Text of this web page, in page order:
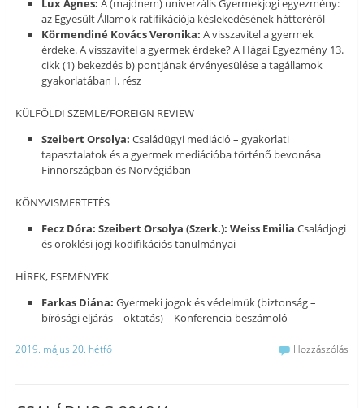
Lux Ágnes:A (majdnem) univerzális Gyermekjogi egyezmény:
az Egyesült Államok ratifikációja késlekedésének hátteréről
Körmendiné Kovács Veronika: A visszavitel a gyermek
érdeke. A visszavitel a gyermek érdeke? A Hágai Egyezmény 13.
cikk (1) bekezdés b) pontjának érvényesülése a tagállamok
gyakorlatában I. rész
KÜLFÖLDI SZEMLE/FOREIGN REVIEW
Szeibert Orsolya: Családügyi mediáció – gyakorlati
tapasztalatok és a gyermek mediációba történő bevonása
Finnországban és Norvégiában
KÖNYVISMERTETÉS
Fecz Dóra: Szeibert Orsolya (Szerk.): Weiss EmiliaCsaládjogi
és öröklési jogi kodifikációs tanulmányai
HÍREK, ESEMÉNYEK
Farkas Diána: Gyermeki jogok és védelmük (biztonság –
bírósági eljárás – oktatás) – Konferencia-beszámoló
2019. május 20. hétfő Hozzászólás